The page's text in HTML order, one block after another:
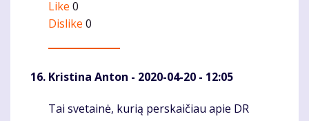
Like 0
Dislike 0
Kristina Anton - 2020-04-20 - 12:05
Komentaras
Tai svetainė, kurią perskaičiau apie DR